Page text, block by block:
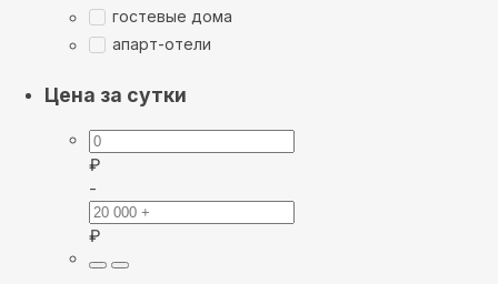
гостевые дома
апарт-отели
Цена за сутки
₽
-
₽